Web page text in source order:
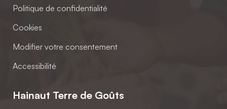
Politique de confidentialité
Cookies
Modifier votre consentement
Accessibilité
Hainaut Terre de Goûts